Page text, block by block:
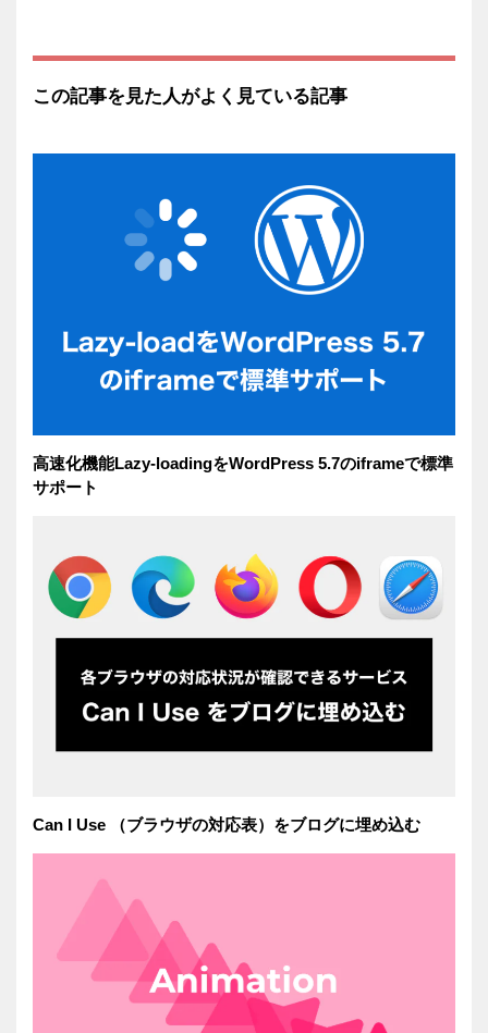
この記事を見た人がよく見ている記事
高速化機能Lazy-loadingをWordPress 5.7のiframeで標準
サポート
Can I Use （ブラウザの対応表）をブログに埋め込む